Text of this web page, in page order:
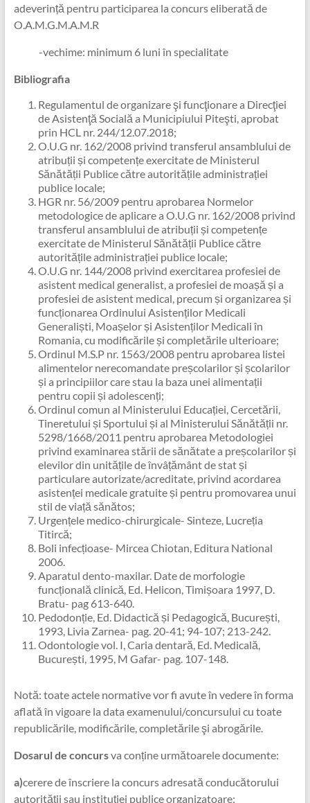
adeverință pentru participarea la concurs eliberată de
O.A.M.G.M.A.M.R
-vechime: minimum 6 luni în specialitate
Bibliografia
Regulamentul de organizare şi funcţionare a Direcţiei
de Asistenţă Socială a Municipiului Piteşti, aprobat
prin HCL nr. 244/12.07.2018;
O.U.G nr. 162/2008 privind transferul ansamblului de
atribuții și competențe exercitate de Ministerul
Sănătății Publice către autoritățile administrației
publice locale;
HGR nr. 56/2009 pentru aprobarea Normelor
metodologice de aplicare a O.U.G nr. 162/2008 privind
transferul ansamblului de atribuții și competențe
exercitate de Ministerul Sănătății Publice către
autoritățile administrației publice locale;
O.U.G nr. 144/2008 privind exercitarea profesiei de
asistent medical generalist, a profesiei de moașă și a
profesiei de asistent medical, precum și organizarea și
funcționarea Ordinului Asistenților Medicali
Generaliști, Moașelor și Asistenților Medicali în
Romania, cu modificările și completările ulterioare;
Ordinul M.S.P nr. 1563/2008 pentru aprobarea listei
alimentelor nerecomandate preșcolarilor și școlarilor
și a principiilor care stau la baza unei alimentații
pentru copii și adolescenți;
Ordinul comun al Ministerului Educației, Cercetării,
Tineretului și Sportului și al Ministerului Sănătății nr.
5298/1668/2011 pentru aprobarea Metodologiei
privind examinarea stării de sănătate a preșcolarilor și
elevilor din unitățile de învâțământ de stat și
particulare autorizate/acreditate, privind acordarea
asistenței medicale gratuite și pentru promovarea unui
stil de viață sănătos;
Urgențele medico-chirurgicale- Sinteze, Lucreția
Titircă;
Boli infecțioase- Mircea Chiotan, Editura National
2006.
Aparatul dento-maxilar. Date de morfologie
funcțională clinică, Ed. Helicon, Timișoara 1997, D.
Bratu- pag 613-640.
Pedodonție, Ed. Didactică și Pedagogică, București,
1993, Livia Zarnea- pag. 20-41; 94-107; 213-242.
Odontologie vol. I, Caria dentară, Ed. Medicală,
București, 1995, M Gafar- pag. 107-148.
Notă: toate actele normative vor fi avute în vedere în forma
aflată în vigoare la data examenului/concursului cu toate
republicările, modificările, completările şi abrogările.
Dosarul de concursva conține următoarele documente:
a)cerere de înscriere la concurs adresată conducătorului
autorităţii sau instituţiei publice organizatoare;